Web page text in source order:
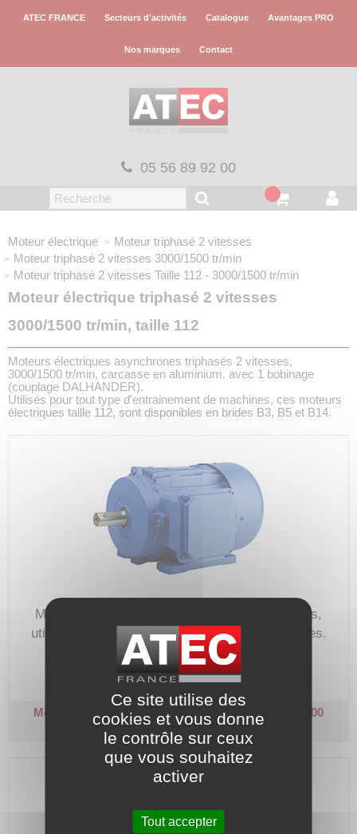
ATEC FRANCE Secteurs d'activités Catalogue Avantages PRO
Nos marques Contact
05 56 89 92 00
Moteur électrique Moteur triphasé 2 vitesses
Moteur triphasé 2 vitesses 3000/1500 tr/min
Moteur triphasé 2 vitesses Taille 112 - 3000/1500 tr/min
Moteur électrique triphasé 2 vitesses
3000/1500 tr/min, taille 112
Moteurs électriques asynchrones triphasés 2 vitesses,
3000/1500 tr/min, carcasse en aluminium, avec 1 bobinage
(couplage DALHANDER).
Utilisés pour tout type d'entrainement de machines, ces moteurs
électriques taille 112, sont disponibles en brides B3, B5 et B14.
Moteur électrique triphasé 230/400V, 2 vitesses,
utilisé pour tout type d'entrainement de machines.
Code article :116434
Prix : 0,00 €HT
Moteur triphasé 2 vitesses - Taille 112 - B3
3000/1500
tr/min - 4,5 kW / 3,4 kW
Ce site utilise des
cookies et vous donne
le contrôle sur ceux
que vous souhaitez
activer
Tout accepter